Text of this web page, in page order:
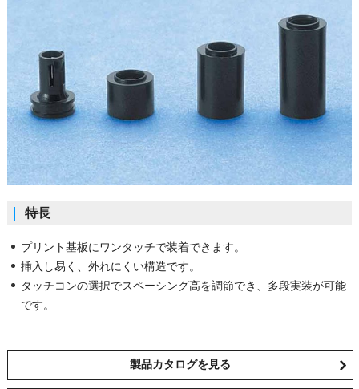
特長
プリント基板にワンタッチで装着できます。
挿入し易く、外れにくい構造です。
タッチコンの選択でスペーシング高を調節でき、多段実装が可能
です。
製品カタログを見る